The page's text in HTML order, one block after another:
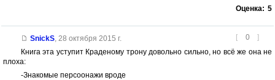
Оценка: 5
[ 0 ]
SnickS, 28 октября 2015 г.
Книга эта уступит Краденому трону довольно сильно, но всё же она не
плоха:
-Знакомые персоонажи вроде